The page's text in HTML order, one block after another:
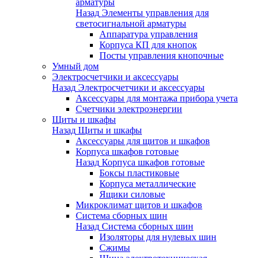
арматуры
Назад Элементы управления для
светосигнальной арматуры
Аппаратура управления
Корпуса КП для кнопок
Посты управления кнопочные
Умный дом
Электросчетчики и аксессуары
Назад Электросчетчики и аксессуары
Аксессуары для монтажа прибора учета
Счетчики электроэнергии
Щиты и шкафы
Назад Щиты и шкафы
Аксессуары для щитов и шкафов
Корпуса шкафов готовые
Назад Корпуса шкафов готовые
Боксы пластиковые
Корпуса металлические
Ящики силовые
Микроклимат щитов и шкафов
Система сборных шин
Назад Система сборных шин
Изоляторы для нулевых шин
Сжимы